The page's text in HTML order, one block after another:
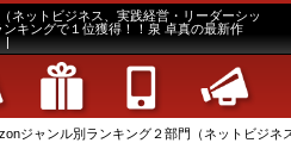
ネットビジネス、実践経営・リーダーシッ
キングで１位獲得！！泉 卓真の最新作
|
ジャンル別ランキング２部門（ネットビジ